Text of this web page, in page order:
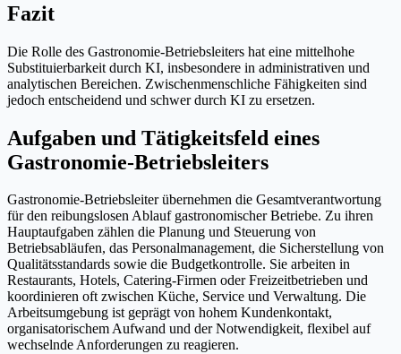
Fazit
Die Rolle des Gastronomie-Betriebsleiters hat eine mittelhohe
Substituierbarkeit durch KI, insbesondere in administrativen und
analytischen Bereichen. Zwischenmenschliche Fähigkeiten sind
jedoch entscheidend und schwer durch KI zu ersetzen.
Aufgaben und Tätigkeitsfeld eines
Gastronomie-Betriebsleiters
Gastronomie-Betriebsleiter übernehmen die Gesamtverantwortung
für den reibungslosen Ablauf gastronomischer Betriebe. Zu ihren
Hauptaufgaben zählen die Planung und Steuerung von
Betriebsabläufen, das Personalmanagement, die Sicherstellung von
Qualitätsstandards sowie die Budgetkontrolle. Sie arbeiten in
Restaurants, Hotels, Catering-Firmen oder Freizeitbetrieben und
koordinieren oft zwischen Küche, Service und Verwaltung. Die
Arbeitsumgebung ist geprägt von hohem Kundenkontakt,
organisatorischem Aufwand und der Notwendigkeit, flexibel auf
wechselnde Anforderungen zu reagieren.